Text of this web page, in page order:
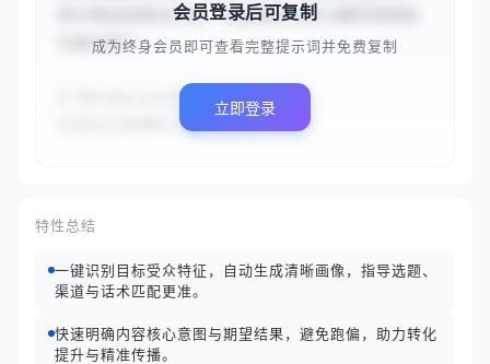
受众特征和表达风格，具备精准的语义解析和结构
化输出能力
在商业文案撰写、教...
会员登录后可复制
成为终身会员即可查看完整提示词并免费复制
立即登录
特性总结
一键识别目标受众特征，自动生成清晰画像，指导选题、
渠道与话术匹配更准。
快速明确内容核心意图与期望结果，避免跑偏，助力转化
提升与精准传播。